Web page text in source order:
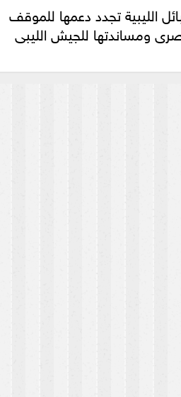
الليبية تجدد دعمها للموقف
ومساندتها للجيش الليبى